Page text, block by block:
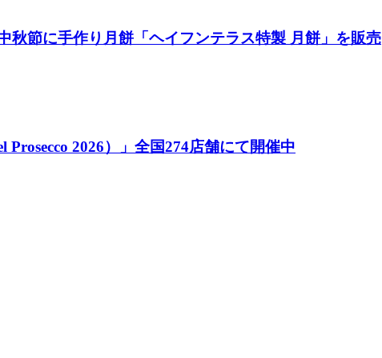
秋節に手作り月餅「ヘイフンテラス特製 月餅」を販売
Prosecco 2026）」全国274店舗にて開催中